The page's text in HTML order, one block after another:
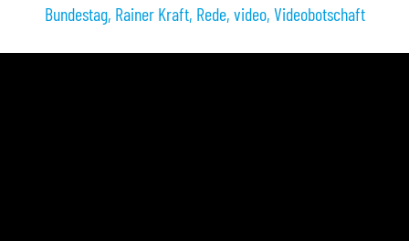
PRESSE
Bundestag, Rainer Kraft, Rede, video, Videobotschaft